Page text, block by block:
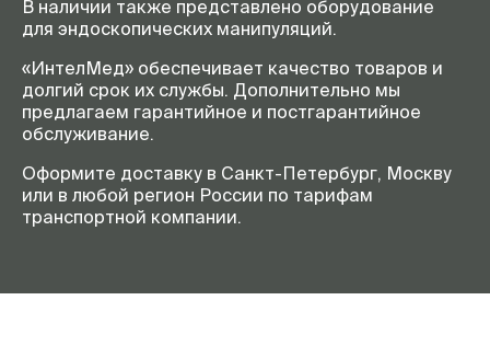
В наличии также представлено оборудование
для эндоскопических манипуляций.
«ИнтелМед» обеспечивает качество товаров и
долгий срок их службы. Дополнительно мы
предлагаем гарантийное и постгарантийное
обслуживание.
Оформите доставку в Санкт-Петербург, Москву
или в любой регион России по тарифам
транспортной компании.